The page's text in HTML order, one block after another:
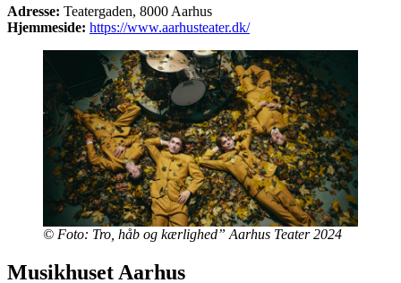
Adresse: Teatergaden, 8000 Aarhus
Hjemmeside: https://www.aarhusteater.dk/
© Foto: Tro, håb og kærlighed” Aarhus Teater 2024
Musikhuset Aarhus